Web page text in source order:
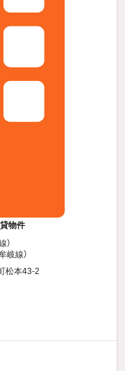
物件
）
岐線）
松本43-2